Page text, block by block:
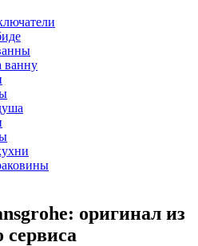
ванну
оригинал из
сервиса